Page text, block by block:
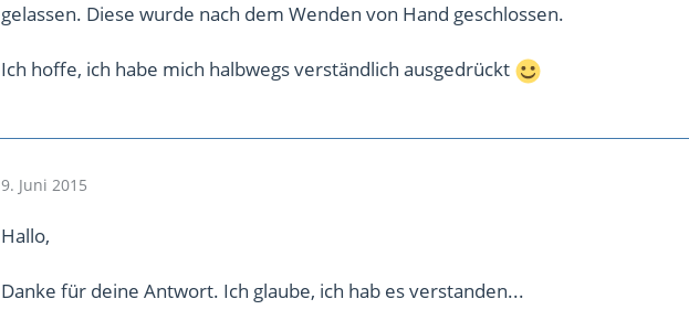
gelassen. Diese wurde nach dem Wenden von Hand geschlossen.
Ich hoffe, ich habe mich halbwegs verständlich ausgedrückt
9. Juni 2015
Hallo,
Danke für deine Antwort. Ich glaube, ich hab es verstanden...